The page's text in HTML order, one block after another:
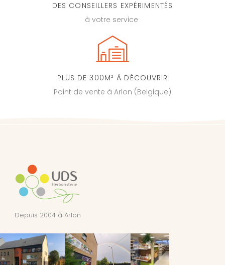
DES CONSEILLERS EXPÉRIMENTÉS
à votre service
PLUS DE 300M² À DÉCOUVRIR
Point de vente à Arlon (Belgique)
Depuis 2004 à Arlon